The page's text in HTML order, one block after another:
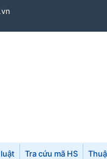
Tra cứu mã HS